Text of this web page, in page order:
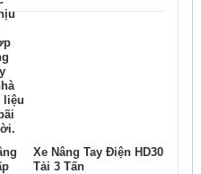
Xe Nâng Tay Điện HD30
Tải 3 Tấn